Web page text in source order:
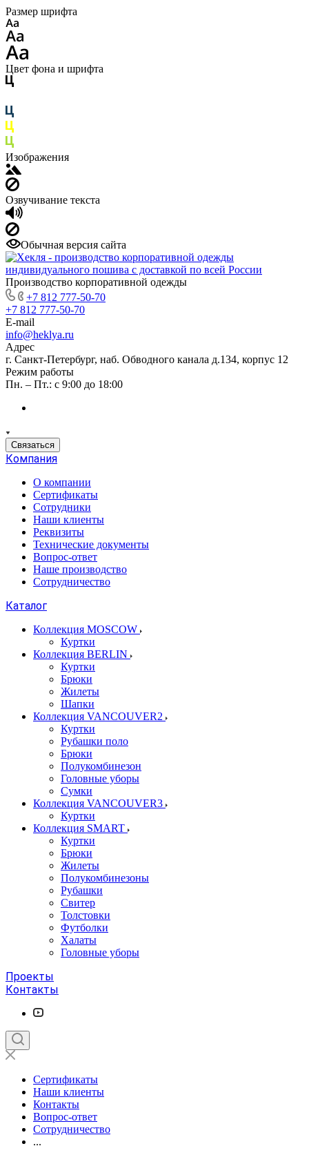
Размер шрифта
Цвет фона и шрифта
Изображения
Озвучивание текста
Обычная версия сайта
Производство корпоративной одежды
+7 812 777-50-70
+7 812 777-50-70
E-mail
info@heklya.ru
Адрес
г. Санкт-Петербург, наб. Обводного канала д.134, корпус 12
Режим работы
Пн. – Пт.: с 9:00 до 18:00
Связаться
Компания
О компании
Сертификаты
Сотрудники
Наши клиенты
Реквизиты
Технические документы
Вопрос-ответ
Наше производство
Сотрудничество
Каталог
Коллекция MOSCOW
Куртки
Коллекция BERLIN
Куртки
Брюки
Жилеты
Шапки
Коллекция VANCOUVER2
Куртки
Рубашки поло
Брюки
Полукомбинезон
Головные уборы
Сумки
Коллекция VANCOUVER3
Куртки
Коллекция SMART
Куртки
Брюки
Жилеты
Полукомбинезоны
Рубашки
Свитер
Толстовки
Футболки
Халаты
Головные уборы
Проекты
Контакты
Сертификаты
Наши клиенты
Контакты
Вопрос-ответ
Сотрудничество
...